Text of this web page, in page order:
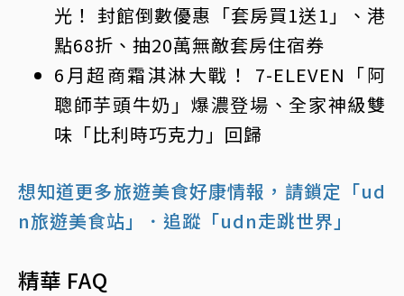
光！ 封館倒數優惠「套房買1送1」、港
點68折、抽20萬無敵套房住宿券
6月超商霜淇淋大戰！ 7-ELEVEN「阿
聰師芋頭牛奶」爆濃登場、全家神級雙
味「比利時巧克力」回歸
想知道更多旅遊美食好康情報，請鎖定「ud
n旅遊美食站」
．追蹤「udn走跳世界」
精華 FAQ